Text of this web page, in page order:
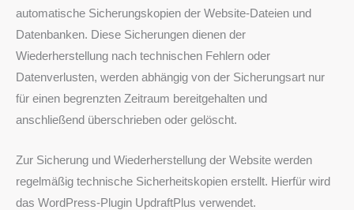
automatische Sicherungskopien der Website-Dateien und
Datenbanken. Diese Sicherungen dienen der
Wiederherstellung nach technischen Fehlern oder
Datenverlusten, werden abhängig von der Sicherungsart nur
für einen begrenzten Zeitraum bereitgehalten und
anschließend überschrieben oder gelöscht.
Zur Sicherung und Wiederherstellung der Website werden
regelmäßig technische Sicherheitskopien erstellt. Hierfür wird
das WordPress-Plugin UpdraftPlus verwendet.